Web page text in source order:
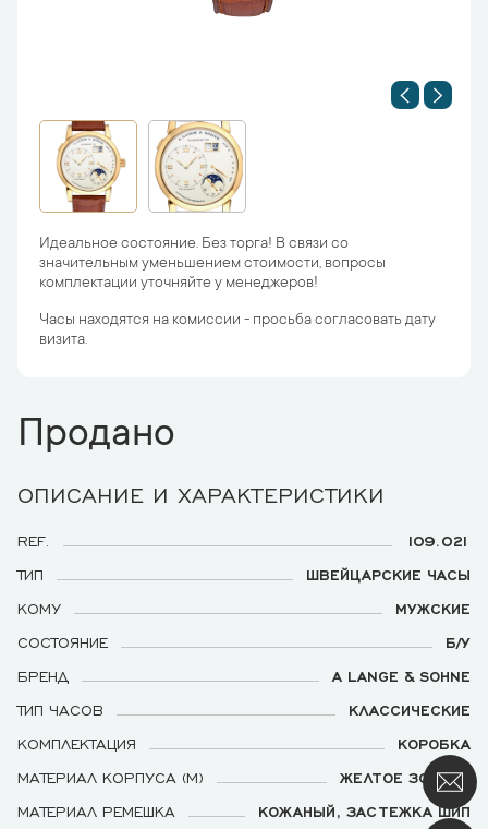
Идеальное состояние. Без торга! В связи со
значительным уменьшением стоимости, вопросы
комплектации уточняйте у менеджеров!
Часы находятся на комиссии - просьба согласовать дату
визита.
Продано
ОПИСАНИЕ И ХАРАКТЕРИСТИКИ
REF.
109.021
ТИП
ШВЕЙЦАРСКИЕ ЧАСЫ
КОМУ
МУЖСКИЕ
СОСТОЯНИЕ
Б/У
БРЕНД
A LANGE & SOHNE
ТИП ЧАСОВ
КЛАССИЧЕСКИЕ
КОМПЛЕКТАЦИЯ
КОРОБКА
МАТЕРИАЛ КОРПУСА (М)
ЖЕЛТОЕ ЗОЛОТО
МАТЕРИАЛ РЕМЕШКА
КОЖАНЫЙ, ЗАСТЕЖКА ШИП